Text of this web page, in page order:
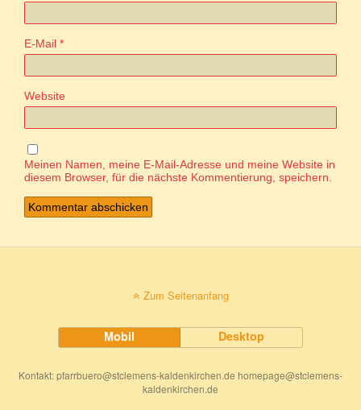
E-Mail *
Website
Meinen Namen, meine E-Mail-Adresse und meine Website in
diesem Browser, für die nächste Kommentierung, speichern.
Zum Seitenanfang
Mobil Desktop
Kontakt: pfarrbuero@stclemens-kaldenkirchen.de homepage@stclemens-
kaldenkirchen.de